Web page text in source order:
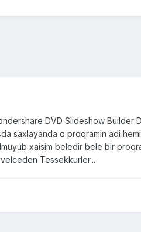
DVD Slideshow
saxlayanda o proqramin adi
xaisim beledir bele bir
Tessekkurler...